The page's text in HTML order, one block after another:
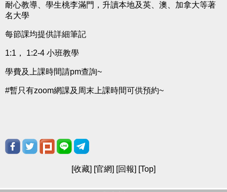
耐心教導、學生桃李滿門，升讀本地及英、澳、加拿大等著
名大學
每節課均提供詳細筆記
1:1， 1:2-4 小班教學
學費及上課時間請pm查詢~
#暫只有zoom網課及周末上課時間可供預約~
[收藏] [官網] [回報] [Top]